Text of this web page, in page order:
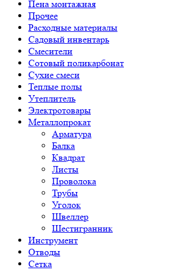
Пена монтажная
Прочее
Расходные материалы
Садовый инвентарь
Смесители
Сотовый поликарбонат
Сухие смеси
Теплые полы
Утеплитель
Электротовары
Металлопрокат
Арматура
Балка
Квадрат
Листы
Проволока
Трубы
Уголок
Швеллер
Шестигранник
Инструмент
Отводы
Сетка